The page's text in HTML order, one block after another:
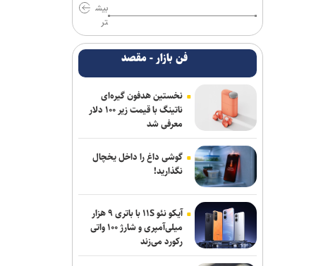
حمله یک شهپاد به یک کشتی در نزدیکی
باب‌المندب
فایننشال‌تایمز: توافق احتمالی آمریکا و ایران
اهداف اولیه ترامپ را محقق نمی‌کند
وزارت اطلاعات: ۲۱ مزدور موساد و ۴ شرور
مسلح در کرمان بازداشت شدند
انفجار در سوریه/ پهپادها در آسمان لاذقیه
رویت شدند
شبکه اول روسیه: اربعین یکی از بزرگ‌ترین
راهپیمایی‌های جهان است
بیش
تر
فن بازار - مقصد
نخستین هدفون گیره‌ای
ناتینگ با قیمت زیر ۱۰۰ دلار
معرفی شد
گوشی داغ را داخل یخچال
نگذارید!
آیکو نئو ۱۱S با باتری ۹ هزار
میلی‌آمپری و شارژ ۱۰۰ واتی
رکورد می‌زند